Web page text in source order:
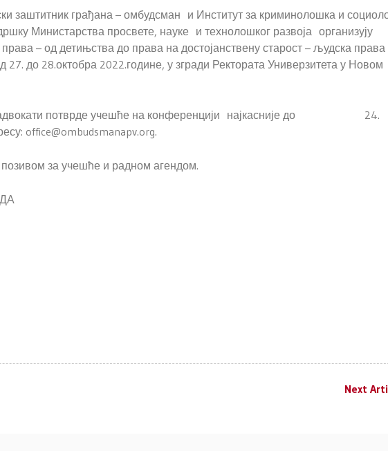
заштитник грађана – омбудсман и Институт за криминолошка и
Министарства просвете, науке и технолошког развоја организују
– од детињства до права на достојанствену старост – људска права
27. до 28.октобра 2022.године, у згради Ректората Универзитета у Новом
адвокати потврде учешће на конференцији најкасније до 24.
office@ombudsmanapv.org.
за учешће и радном агендом.
Next